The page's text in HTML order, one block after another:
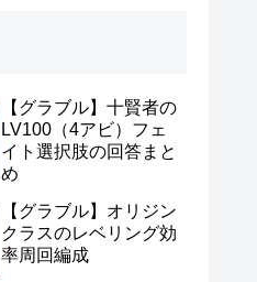
【グラブル】十賢者の
LV100（4アビ）フェ
イト選択肢の回答まと
め
【グラブル】オリジン
クラスのレベリング効
率周回編成